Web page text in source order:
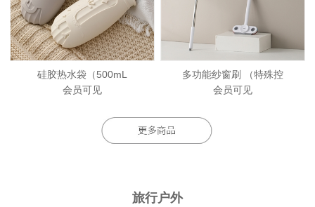
硅胶热水袋（500mL
会员可见
多功能纱窗刷 （特殊控
会员可见
旅行户外